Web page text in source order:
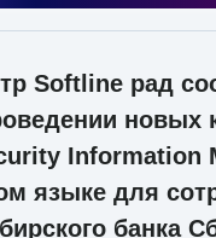
Softline рад
новых
Information
языке для
банка